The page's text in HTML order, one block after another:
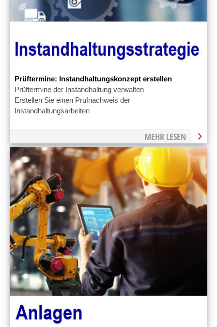
Prüftermine: Instandhaltungskonzept erstellen
Prüftermine der Instandhaltung verwalten
Erstellen Sie einen Prüfnachweis der
Instandhaltungsarbeiten
MEHR LESEN